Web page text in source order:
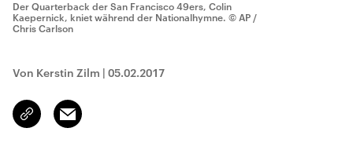
Der Quarterback der San Francisco 49ers, Colin
Kaepernick, kniet während der Nationalhymne. © AP /
Chris Carlson
Von Kerstin Zilm | 05.02.2017
Link
kopieren/teilen
Email